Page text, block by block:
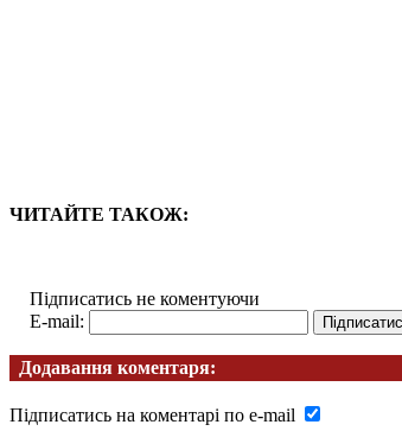
ЧИТАЙТЕ ТАКОЖ:
Підписатись не коментуючи
E-mail:
Додавання коментаря:
Підписатись на коментарі по e-mail